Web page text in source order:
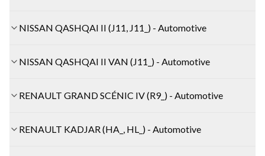
NISSAN QASHQAI II (J11, J11_) - Automotive
NISSAN QASHQAI II VAN (J11_) - Automotive
RENAULT GRAND SCÉNIC IV (R9_) - Automotive
RENAULT KADJAR (HA_, HL_) - Automotive